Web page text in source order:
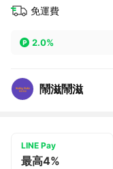
免運費
2.0%
鬧滋鬧滋
LINE Pay
最高4%